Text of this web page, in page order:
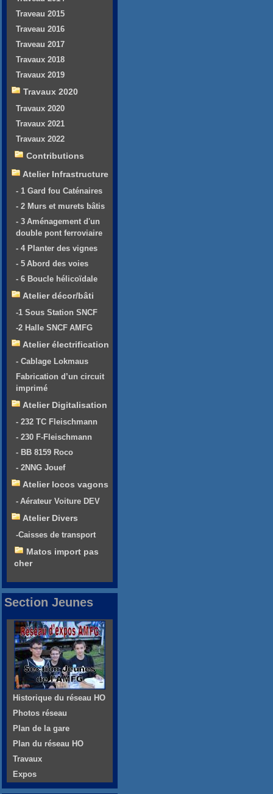
Traveau 2015
Traveau 2016
Traveau 2017
Travaux 2018
Travaux 2019
Travaux 2020
Travaux 2020
Travaux 2021
Travaux 2022
Contributions
Atelier Infrastructure
- 1 Gard fou Caténaires
- 2 Murs et murets bâtis
- 3 Aménagement d'un
double pont ferroviaire
- 4 Planter des vignes
- 5 Abord des voies
- 6 Boucle hélicoïdale
Atelier décor/bâti
-1 Sous Station SNCF
-2 Halle SNCF AMFG
Atelier électrification
- Cablage Lokmaus
Fabrication d’un circuit
imprimé
Atelier Digitalisation
- 232 TC Fleischmann
- 230 F-Fleischmann
- BB 8159 Roco
- 2NNG Jouef
Atelier locos vagons
- Aérateur Voiture DEV
Atelier Divers
-Caisses de transport
Matos import pas
cher
Section Jeunes
Historique du réseau HO
Photos réseau
Plan de la gare
Plan du réseau HO
Travaux
Expos